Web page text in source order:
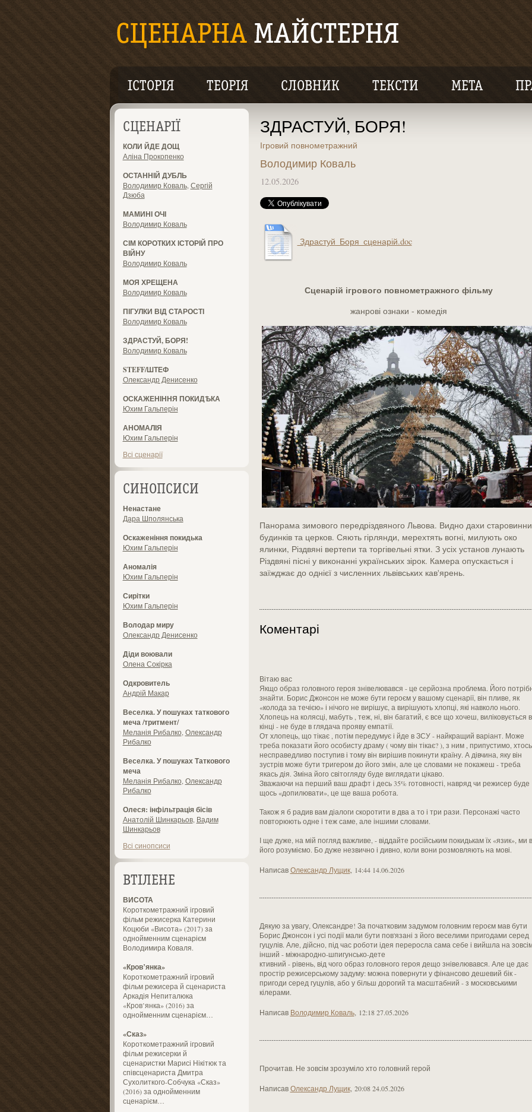
ІСТОРІЯ ТЕОРІЯ СЛОВНИК ТЕКСТИ МЕТА
СЦЕНАРІЇ
КОЛИ ЙДЕ ДОЩ
Аліна Прокопенко
ОСТАННІЙ ДУБЛЬ
Володимир Коваль, Сергій
Дзюба
МАМИНІ ОЧІ
Володимир Коваль
СІМ КОРОТКИХ ІСТОРІЙ ПРО
ВІЙНУ
Володимир Коваль
МОЯ ХРЕЩЕНА
Володимир Коваль
ПІГУЛКИ ВІД СТАРОСТІ
Володимир Коваль
ЗДРАСТУЙ, БОРЯ!
Володимир Коваль
STEFF/ШТЕФ
Олександр Денисенко
ОСКАЖЕНІННЯ ПОКИДѢКА
Юхим Гальперін
АНОМАЛІЯ
Юхим Гальперін
Всі сценарії
СИНОПСИСИ
Ненастане
Дара Шполянська
Оскаженіння покидька
Юхим Гальперін
Аномалія
Юхим Гальперін
Сирітки
Юхим Гальперін
Володар миру
Олександр Денисенко
Діди воювали
Олена Сокірка
Одкровитель
Андрій Макар
Веселка. У пошуках таткового
меча /тритмент/
Меланія Рибалко Олександр
Рибалко
Веселка. У пошуках Таткового
меча
Меланія Рибалко Олександр
Рибалко
Олеся: інфільтрація бісів
Анатолій Шинкарьов, Вадим
Шинкарьов
Всі синопсиси
ВТІЛЕНЕ
ВИСОТА
Короткометражний ігровий
фільм режисерка Катерини
Коцюби «Висота» (2017) за
однойменним сценарієм
Володимира Коваля.
«Кров’янка»
Короткометражний ігровий
фільм режисера й сценариста
Аркадія Непиталюка
«Кров’янка» (2016) за
однойменним сценарієм…
«Сказ»
Короткометражний ігровий
фільм режисерки й
сценаристки Марисі Нікітюк та
співсценариста Дмитра
Сухолиткого-Собчука «Сказ»
(2016) за однойменним
сценарієм…
ЗДРАСТУЙ, БОРЯ!
Ігровий повнометражний
Володимир Коваль
12.05.2026
Здрастуй_Боря_сценарій.doc
Сценарій ігрового повнометражного фільму
жанрові ознаки - комедія
Панорама зимового передріздвяного Львова. Видно дахи
будинків та церков. Сяють гірлянди, мерехтять вогні, милують око
ялинки, Різдвяні вертепи та торгівельні ятки. З усіх установ лунають
Різдвяні пісні у виконанні українських зірок. Камера опускається і
заїжджає до однієї з численних львівських кав'ярень.
Коментарі
Вітаю вас
Якщо образ головного героя знівелювався - це серйозна проблема. Його
знайти. Борис Джонсон не може бути героєм у вашому сценарії, він пливе, як
«колода за течією» і нічого не вирішує, а вирішують хлопці, які навколо нього.
Хлопець на колясці, мабуть , теж, ні, він багатий, є все що хочеш, виліковується в
кінці - не буде в глядача прояву емпатії.
От хлопець, що тікає , потім передумує і йде в ЗСУ - найкращий варіант. Може
треба показати його особисту драму ( чому він тікає? ), з ним , припустимо, хтось
несправедливо поступив і тому він вирішив покинути країну. А дівчина, яку він
зустрів може бути тригером до його змін, але це словами не покажеш - треба
якась дія. Зміна його світогляду буде виглядати цікаво.
Зважаючи на перший ваш драфт і десь 35% готовності, навряд чи режисер буде
щось «допилювати», це ще ваша робота.
Також я б радив вам діалоги скоротити в два а то і три рази. Персонажі часто
повторюють одне і теж саме, але іншими словами.
І ще дуже, на мій погляд важливе, - віддайте російським покидькам їх «язик», ми
його розуміємо. Бо дуже незвично і дивно, коли вони розмовляють на мові.
НаписавОлександр Лущик, 14:44 14.06.2026
Дякую за увагу, Олександре! За початковим задумом головним героєм мав бути
Борис Джонсон і усі події мали бути пов'язані з його веселими пригодами серед
гуцулів. Але, дійсно, під час роботи ідея переросла сама себе і вийшла на
інший - міжнародно-шпигунсько-дете
ктивний - рівень, від чого образ головного героя дещо знівелювався. Але це дає
простір режисерському задуму: можна повернути у фінансово дешевий бік -
пригоди серед гуцулів, або у більш дорогий та масштабний - з московськими
кілерами.
Написав Володимир Коваль, 12:18 27.05.2026
Прочитав. Не зовсім зрозуміло хто головний герой
НаписавОлександр Лущик, 20:08 24.05.2026